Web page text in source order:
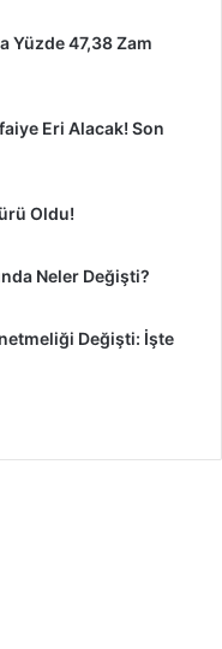
Yüzde 47,38 Zam
Eri Alacak! Son
Oldu!
Neler Değişti?
Değişti: İşte